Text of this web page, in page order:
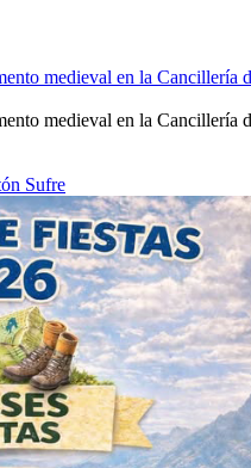
medieval en la Cancillería
medieval en la Cancillería
Sufre